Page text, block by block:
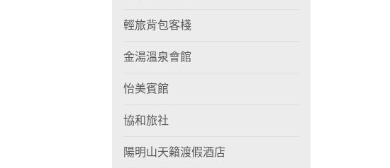
輕旅背包客棧
金湯溫泉會館
怡美賓館
協和旅社
陽明山天籟渡假酒店